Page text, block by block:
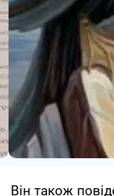
Він також